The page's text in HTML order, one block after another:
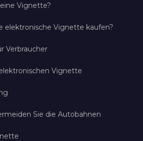
Vignette?
elektronische Vignette kaufen?
Verbraucher
Vignette
Sie die Autobahnen